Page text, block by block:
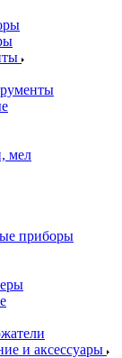
мел
приборы
и аксессуары